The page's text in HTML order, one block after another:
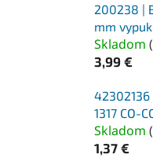
200238 |
mm
Skladom (
3,99 €
42302136
1317 CO-
Skladom (
1,37 €